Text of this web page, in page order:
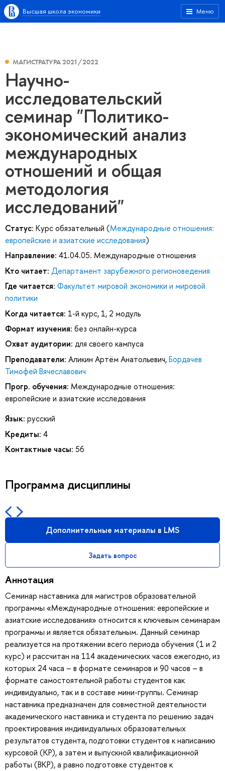
Меню
Высшая школа экономики
МАГИСТРАТУРА 2021/2022
Научно-
исследовательский
семинар "Политико-
экономический анализ
международных
отношений и общая
методология
исследований"
Статус: Курс обязательный (Международные отношения:
европейские и азиатские исследования)
Направление: 41.04.05. Международные отношения
Кто читает: Департамент зарубежного регионоведения
Где читается: Факультет мировой экономики и мировой
политики
Когда читается: 1-й курс, 1, 2 модуль
Формат изучения: без онлайн-курса
Охват аудитории: для своего кампуса
Преподаватели: Аликин Артём Анатольевич,Бордачев
Тимофей Вячеславович
Прогр. обучения: Международные отношения:
европейские и азиатские исследования
Язык: русский
Кредиты: 4
Контактные часы: 56
Программа дисциплины
Дополнительные материалы в LMS
Задать вопрос
Аннотация
Семинар наставника для магистров образовательной
программы «Международные отношения: европейские и
азиатские исследования» относится к ключевым семинарам
программы и является обязательным. Данный семинар
реализуется на протяжении всего периода обучения (1 и 2
курс) и рассчитан на 114 академических часов ежегодно, из
которых 24 часа – в формате семинаров и 90 часов – в
формате самостоятельной работы студентов как
индивидуально, так и в составе мини-группы. Семинар
наставника предназначен для совместной деятельности
академического наставника и студента по решению задач
проектирования индивидуальных образовательных
результатов студента, подготовки студентов к написанию
курсовой (КР), а затем и выпускной квалификационной
работы (ВКР), а равно подготовке студентов к